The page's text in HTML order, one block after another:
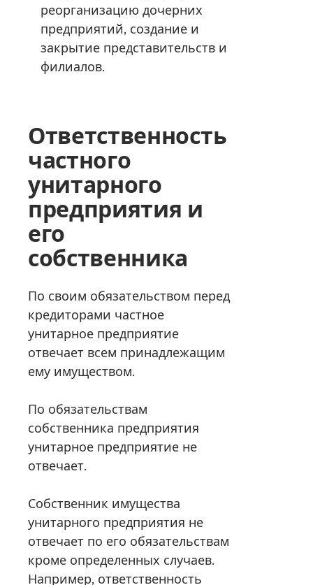
реорганизацию дочерних
предприятий, создание и
закрытие представительств и
филиалов.
Ответственность
частного
унитарного
предприятия и
его
собственника
По своим обязательством перед
кредиторами частное
унитарное предприятие
отвечает всем принадлежащим
ему имуществом.
По обязательствам
собственника предприятия
унитарное предприятие не
отвечает.
Собственник имущества
унитарного предприятия не
отвечает по его обязательствам
кроме определенных случаев.
Например, ответственность